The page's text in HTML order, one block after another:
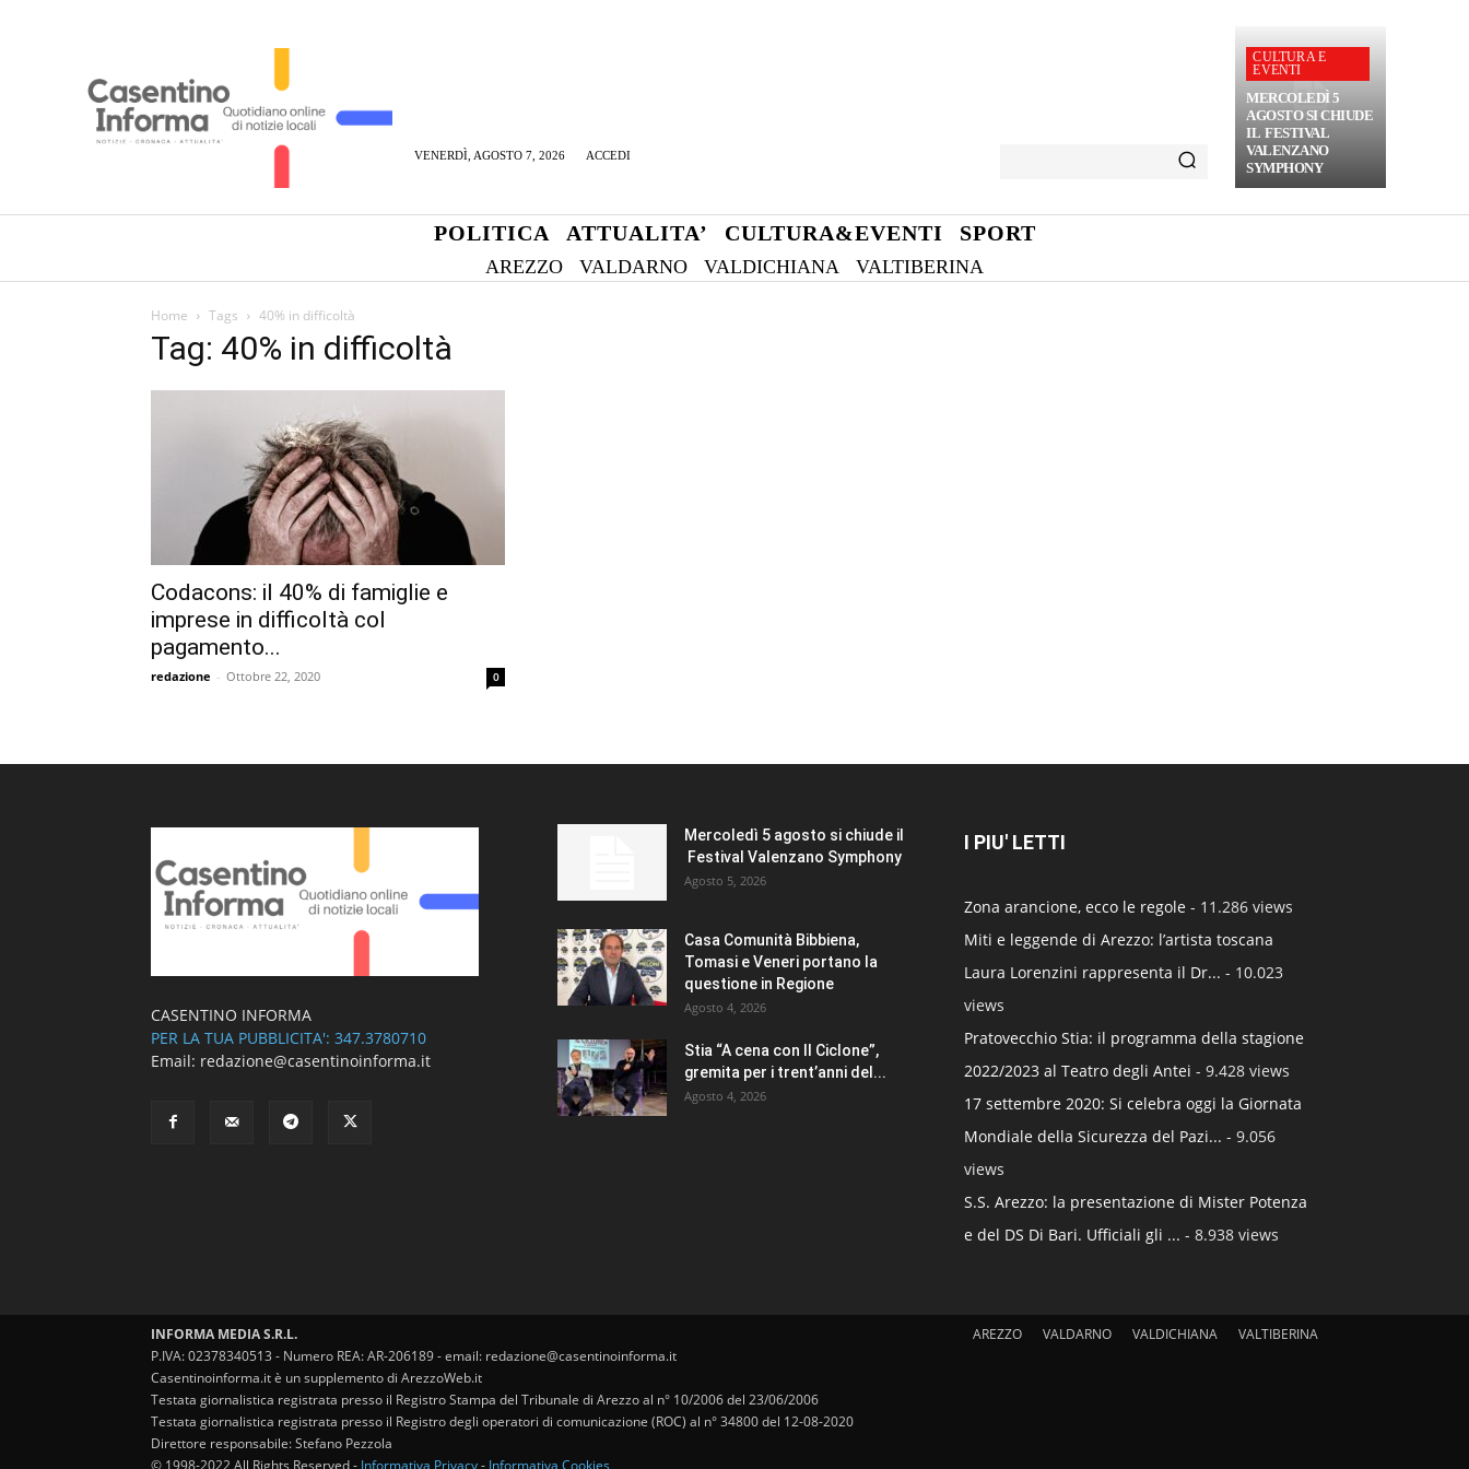
VENERDÌ, AGOSTO 7, 2026 ACCEDI
CULTURA E
EVENTI
MERCOLEDÌ 5
AGOSTO SI CHIUDE
IL FESTIVAL
VALENZANO
SYMPHONY
POLITICA ATTUALITA’ CULTURA&EVENTI SPORT
AREZZO VALDARNO VALDICHIANA VALTIBERINA
Home Tags 40% in difficoltà
Tag: 40% in difficoltà
Codacons: il 40% di famiglie e
imprese in difficoltà col
pagamento...
redazione - Ottobre 22, 2020 0
CASENTINO INFORMA
PER LA TUA PUBBLICITA': 347.3780710
Email: redazione@casentinoinforma.it
Mercoledì 5 agosto si chiude il
Festival Valenzano Symphony
Agosto 5, 2026
Casa Comunità Bibbiena,
Tomasi e Veneri portano la
questione in Regione
Agosto 4, 2026
Stia “A cena con Il Ciclone”,
gremita per i trent’anni del...
Agosto 4, 2026
I PIU' LETTI
Zona arancione, ecco le regole - 11.286 views
Miti e leggende di Arezzo: l’artista toscana
Laura Lorenzini rappresenta il Dr... - 10.023
views
Pratovecchio Stia: il programma della stagione
2022/2023 al Teatro degli Antei - 9.428 views
17 settembre 2020: Si celebra oggi la Giornata
Mondiale della Sicurezza del Pazi... - 9.056
views
S.S. Arezzo: la presentazione di Mister Potenza
e del DS Di Bari. Ufficiali gli ... - 8.938 views
AREZZO VALDARNO VALDICHIANA VALTIBERINA
INFORMA MEDIA S.R.L.
P.IVA: 02378340513 - Numero REA: AR-206189 - email: redazione@casentinoinforma.it
Casentinoinforma.it è un supplemento di ArezzoWeb.it
Testata giornalistica registrata presso il Registro Stampa del Tribunale di Arezzo al n° 10/2006 del 23/06/2006
Testata giornalistica registrata presso il Registro degli operatori di comunicazione (ROC) al n° 34800 del 12-08-2020
Direttore responsabile: Stefano Pezzola
© 1998-2022 All Rights Reserved - Informativa Privacy- Informativa Cookies